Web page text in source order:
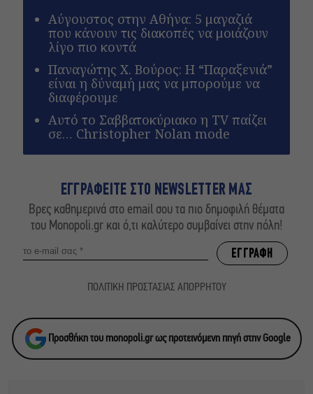
Αύγουστος στην Αθήνα: 5 μαγαζιά
που κάνουν τις διακοπές να μοιάζουν
λίγο πιο κοντά
Παναγώτης Χ. Βούρος: Η “Παραξενιά”
είναι η δύναμή μας να μπορούμε να
διαφέρουμε
Αυτό το Σαββατοκύριακο η TV παίζει
σε… Christopher Nolan mode
ΕΓΓΡΑΦΕΙΤΕ ΣΤΟ NEWSLETTER ΜΑΣ
Βρες καθημερινά στο email σου τα πιο δημοφιλή θέματα
του Monopoli.gr και ό,τι καλύτερο συμβαίνει στην πόλη!
ΠΟΛΙΤΙΚΗ ΠΡΟΣΤΑΣΙΑΣ ΑΠΟΡΡΗΤΟΥ
Προσθήκη του monopoli.gr ως προτεινόμενη πηγή στην Google